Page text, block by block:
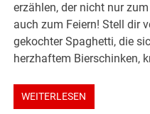
erzählen, der nicht nur
auch zum Feiern! Stell dir
gekochter Spaghetti, die
herzhaftem Bierschinken,
WEITERLESEN